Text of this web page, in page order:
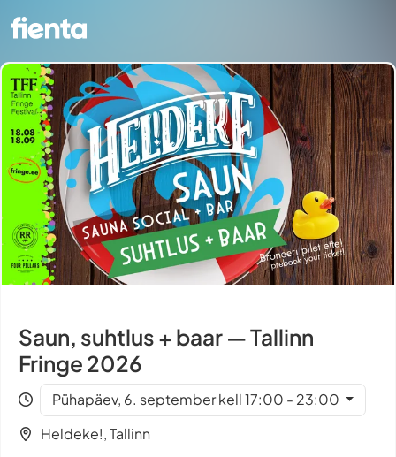
Saun, suhtlus + baar — Tallinn
Fringe 2026
Pühapäev, 6. september kell 17:00 - 23:00
Heldeke!, Tallinn